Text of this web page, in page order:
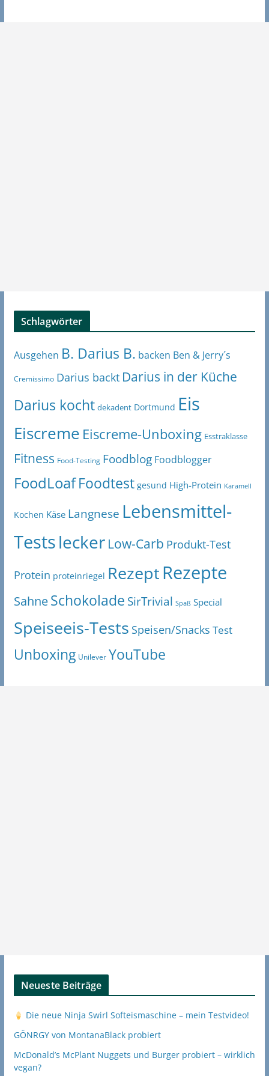
Schlagwörter
Ausgehen B. Darius B. backen Ben & Jerry´s
Cremissimo Darius backt Darius in der Küche
Darius kocht dekadent Dortmund Eis
Eiscreme Eiscreme-Unboxing Esstraklasse
Fitness Food-Testing Foodblog Foodblogger
FoodLoaf Foodtest gesund High-Protein Karamell
Kochen Käse Langnese Lebensmittel-
Testslecker Low-Carb Produkt-Test
Protein proteinriegel RezeptRezepte
SahneSchokolade SirTrivial Spaß Special
Speiseeis-Tests Speisen/Snacks Test
Unboxing Unilever YouTube
Neueste Beiträge
Die neue Ninja Swirl Softeismaschine – mein Testvideo!
GÖNRGY von MontanaBlack probiert
McDonald’s McPlant Nuggets und Burger probiert – wirklich
vegan?